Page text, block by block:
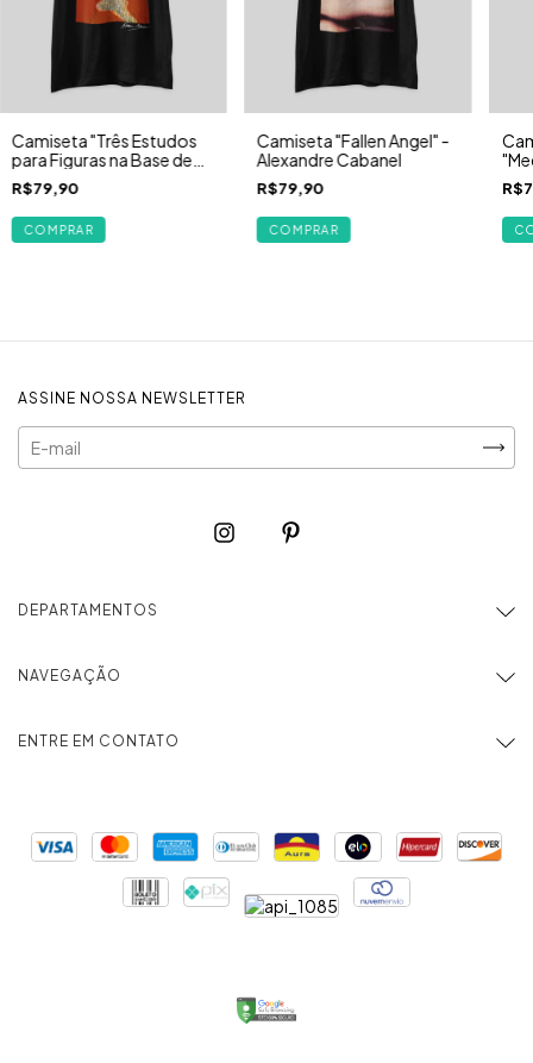
Camiseta "Três Estudos
para Figuras na Base de
uma Crucificação" (1944)
|Francis Bacon
R$79,90
COMPRAR
Camiseta "Fallen Angel" -
Alexandre Cabanel
R$79,90
COMPRAR
ASSINE NOSSA NEWSLETTER
DEPARTAMENTOS
NAVEGAÇÃO
ENTRE EM CONTATO